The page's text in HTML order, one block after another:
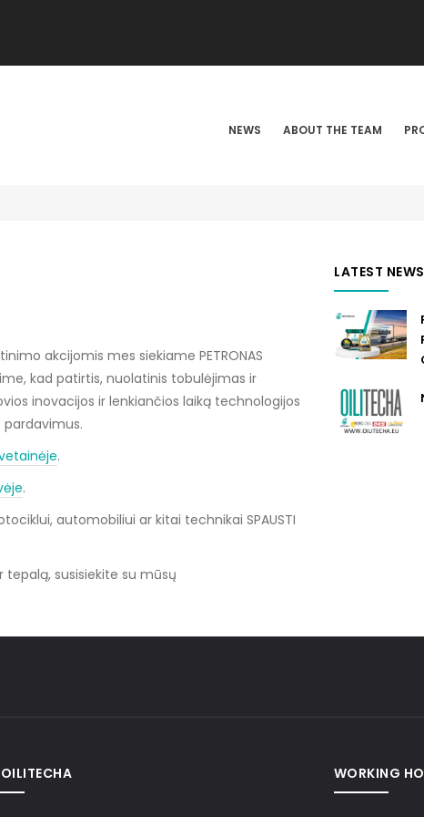
NEWS ABOUT THE TEAM
akcijomis mes siekiame PETRONAS
kad patirtis, nuolatinis tobulėjimas ir
inovacijos ir lenkiančios laiką technologijos
pardavimus.
.
.
automobiliui ar kitai technikai SPAUSTI
susisiekite su mūsų
LATEST NEWS
WORKING